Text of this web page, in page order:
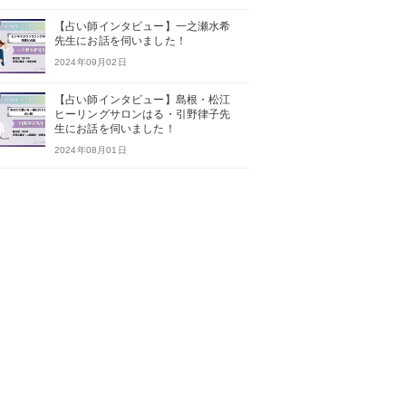
【占い師インタビュー】一之瀬水希
先生にお話を伺いました！
2024年09月02日
【占い師インタビュー】島根・松江
ヒーリングサロンはる・引野律子先
生にお話を伺いました！
2024年08月01日